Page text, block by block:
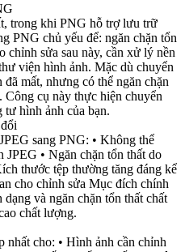
trong khi PNG hỗ trợ lưu trữ
PNG chủ yếu để: ngăn chặn tổn
chỉnh sửa sau này, cần xử lý nền
viện hình ảnh. Mặc dù chuyển
mất, nhưng có thể ngăn chặn
cụ này thực hiện chuyển
tư hình ảnh của bạn.
sang PNG: • Không thể
• Ngăn chặn tổn thất do
thước tệp thường tăng đáng kể
cho chỉnh sửa Mục đích chính
và ngăn chặn tổn thất chất
chất lượng.
nhất cho: • Hình ảnh cần chỉnh